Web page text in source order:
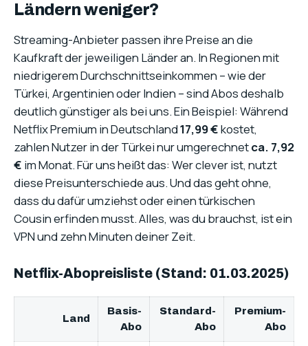
Ländern weniger?
Streaming-Anbieter passen ihre Preise an die
Kaufkraft der jeweiligen Länder an. In Regionen mit
niedrigerem Durchschnittseinkommen – wie der
Türkei, Argentinien oder Indien – sind Abos deshalb
deutlich günstiger als bei uns. Ein Beispiel: Während
Netflix Premium in Deutschland17,99 €kostet,
zahlen Nutzer in der Türkei nur umgerechnetca. 7,92
€ im Monat. Für uns heißt das: Wer clever ist, nutzt
diese Preisunterschiede aus. Und das geht ohne,
dass du dafür umziehst oder einen türkischen
Cousin erfinden musst. Alles, was du brauchst, ist ein
VPN und zehn Minuten deiner Zeit.
Netflix-Abopreisliste (Stand: 01.03.2025)
Land
Basis-
Abo
Standard-
Abo
Premium-
Abo